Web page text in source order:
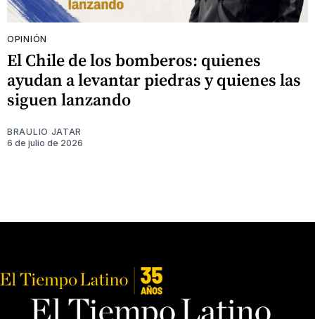
OPINIÓN
El Chile de los bomberos: quienes
ayudan a levantar piedras y quienes las
siguen lanzando
BRAULIO JATAR
6 de julio de 2026